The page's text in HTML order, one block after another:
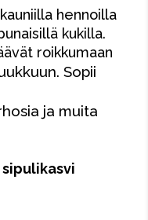
hennoilla
kukilla.
roikkumaan
Sopii
ja muita